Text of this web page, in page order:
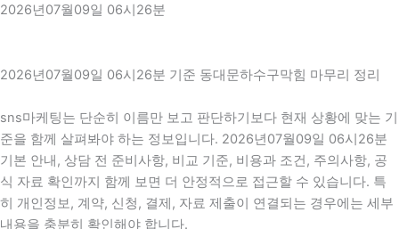
2026년07월09일 06시26분
2026년07월09일 06시26분 기준 동대문하수구막힘 마무리 정리
sns마케팅는 단순히 이름만 보고 판단하기보다 현재 상황에 맞는 기
준을 함께 살펴봐야 하는 정보입니다. 2026년07월09일 06시26분
기본 안내, 상담 전 준비사항, 비교 기준, 비용과 조건, 주의사항, 공
식 자료 확인까지 함께 보면 더 안정적으로 접근할 수 있습니다. 특
히 개인정보, 계약, 신청, 결제, 자료 제출이 연결되는 경우에는 세부
내용을 충분히 확인해야 합니다.